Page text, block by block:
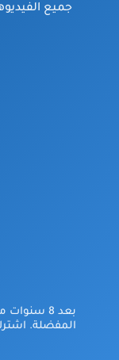
جميع
بعد 8
المفضلة.